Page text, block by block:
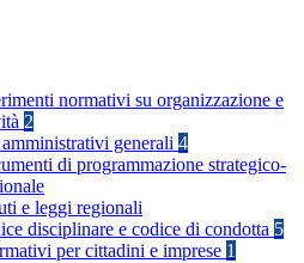
normativi su organizzazione e
2
generali 4
di programmazione strategico-
e leggi regionali
disciplinare e codice di condotta 5
per cittadini e imprese 1